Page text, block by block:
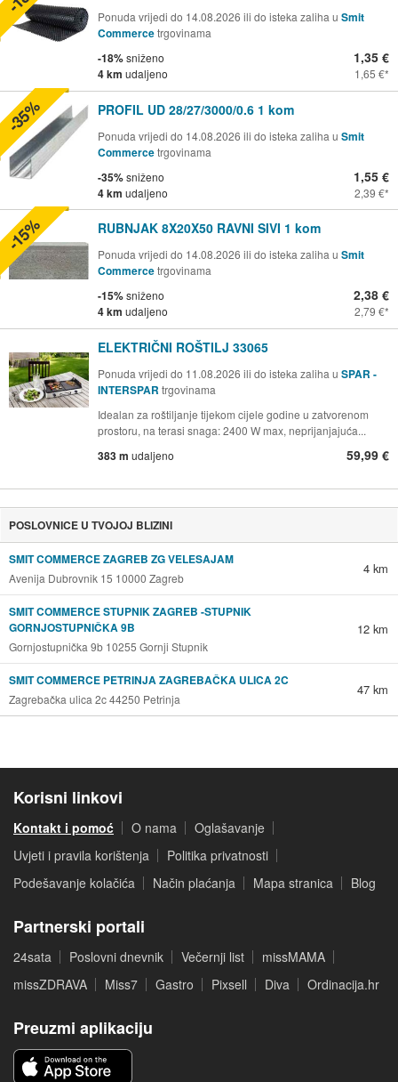
Ponuda vrijedi do 14.08.2026 ili do isteka zaliha u Smit
Commercetrgovinama
-18%sniženo
4 km udaljeno
1,35 €
1,65 €
PROFIL UD 28/27/3000/0.6 1 kom
Ponuda vrijedi do 14.08.2026 ili do isteka zaliha u Smit
Commercetrgovinama
-35%sniženo
4 km udaljeno
1,55 €
2,39 €
-35%
RUBNJAK 8X20X50 RAVNI SIVI 1 kom
Ponuda vrijedi do 14.08.2026 ili do isteka zaliha u Smit
Commercetrgovinama
-15%sniženo
4 km udaljeno
2,38 €
2,79 €
-15%
ELEKTRIČNI ROŠTILJ 33065
Ponuda vrijedi do 11.08.2026 ili do isteka zaliha u SPAR -
INTERSPAR trgovinama
Idealan za roštiljanje tijekom cijele godine u zatvorenom
prostoru, na terasi snaga: 2400 W max, neprijanjajuća...
383 m udaljeno 59,99 €
POSLOVNICE U TVOJOJ BLIZINI
SMIT COMMERCE ZAGREB ZG VELESAJAM
Avenija Dubrovnik 15 10000 Zagreb
4 km
SMIT COMMERCE STUPNIK ZAGREB -STUPNIK
GORNJOSTUPNIČKA 9B
Gornjostupnička 9b 10255 Gornji Stupnik
12 km
SMIT COMMERCE PETRINJA ZAGREBAČKA ULICA 2C
Zagrebačka ulica 2c 44250 Petrinja
47 km
Korisni linkovi
Kontakt i pomoć O nama
Oglašavanje
Uvjeti i pravila korištenja
Politika privatnosti
Podešavanje kolačića
Način plaćanja Mapa stranica Blog
Partnerski portali
24sata Poslovni dnevnik Večernji list
missMAMA
missZDRAVA
Miss7 Gastro Pixsell Diva Ordinacija.hr
Preuzmi aplikaciju